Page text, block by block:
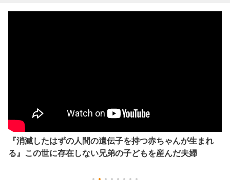
『消滅したはずの人間の遺伝子を持つ赤ちゃんが生まれ
る』この世に存在しない兄弟の子どもを産んだ夫婦